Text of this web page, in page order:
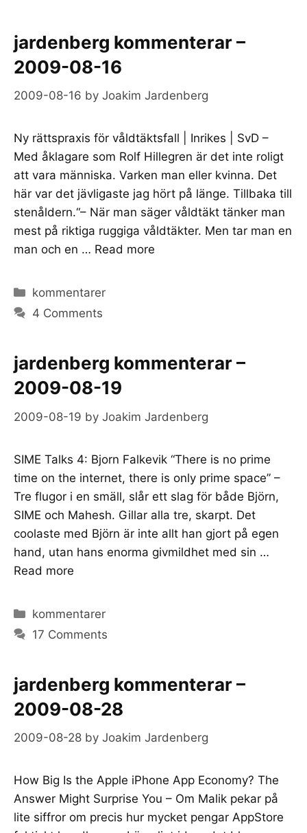
jardenberg kommenterar –
2009-08-16
2009-08-16 by Joakim Jardenberg
Ny rättspraxis för våldtäktsfall | Inrikes | SvD –
Med åklagare som Rolf Hillegren är det inte roligt
att vara människa. Varken man eller kvinna. Det
här var det jävligaste jag hört på länge. Tillbaka till
stenåldern.“– När man säger våldtäkt tänker man
mest på riktiga ruggiga våldtäkter. Men tar man en
man och en … Read more
Categories
kommentarer
4 Comments
jardenberg kommenterar –
2009-08-19
2009-08-19 by Joakim Jardenberg
SIME Talks 4: Bjorn Falkevik “There is no prime
time on the internet, there is only prime space” –
Tre flugor i en smäll, slår ett slag för både Björn,
SIME och Mahesh. Gillar alla tre, skarpt. Det
coolaste med Björn är inte allt han gjort på egen
hand, utan hans enorma givmildhet med sin …
Read more
Categories
kommentarer
17 Comments
jardenberg kommenterar –
2009-08-28
2009-08-28 by Joakim Jardenberg
How Big Is the Apple iPhone App Economy? The
Answer Might Surprise You – Om Malik pekar på
lite siffror om precis hur mycket pengar AppStore